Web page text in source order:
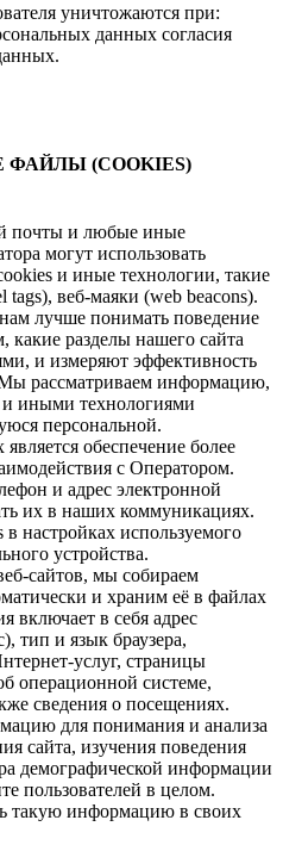
уничтожаются при:
данных согласия
(СOOKIES)
почты и любые иные
могут использовать
и иные технологии, такие
веб-маяки (web beacons).
лучше понимать поведение
какие разделы нашего сайта
и измеряют эффективность
рассматриваем информацию,
иными технологиями
персональной.
обеспечение более
с Оператором.
и адрес электронной
их в наших коммуникациях.
настройках используемого
устройства.
сайтов, мы собираем
и храним её в файлах
включает в себя адрес
тип и язык браузера,
услуг, страницы
операционной системе,
сведения о посещениях.
для понимания и анализа
сайта, изучения поведения
демографической информации
пользователей в целом.
такую информацию в своих